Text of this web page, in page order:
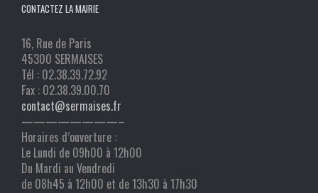
CONTACTEZ LA MAIRIE
16, Rue de Paris
45300 SERMAISES
Tél : 02.38.39.72.92
Fax : 02.38.39.00.70
contact@sermaises.fr
————————–
Horaires d’ouverture :
Le Lundi de 09h00 à 12h00
Du Mardi au Vendredi
de 08h45 à 12h00 et de 13h30 à 17h30